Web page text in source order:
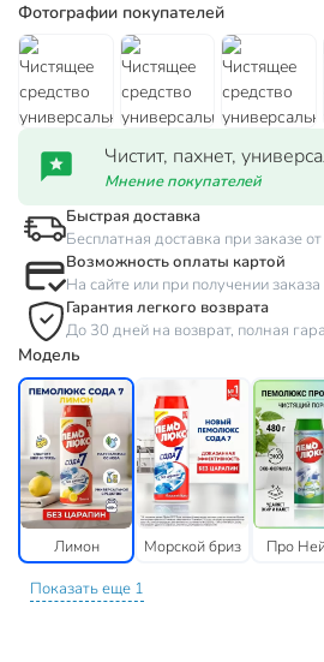
Фотографии покупателей
Чистит, пахнет,
Мнение покупателей
Быстрая доставка
Бесплатная доставка при заказе
Возможность оплаты картой
На сайте или при получении заказа
Гарантия легкого возврата
До 30 дней на возврат, полная
Модель
Лимон Морской бриз Про
Показать еще 1